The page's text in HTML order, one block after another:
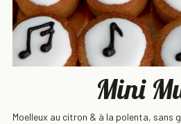
Mini
Moelleux au citron & à la polenta, sans